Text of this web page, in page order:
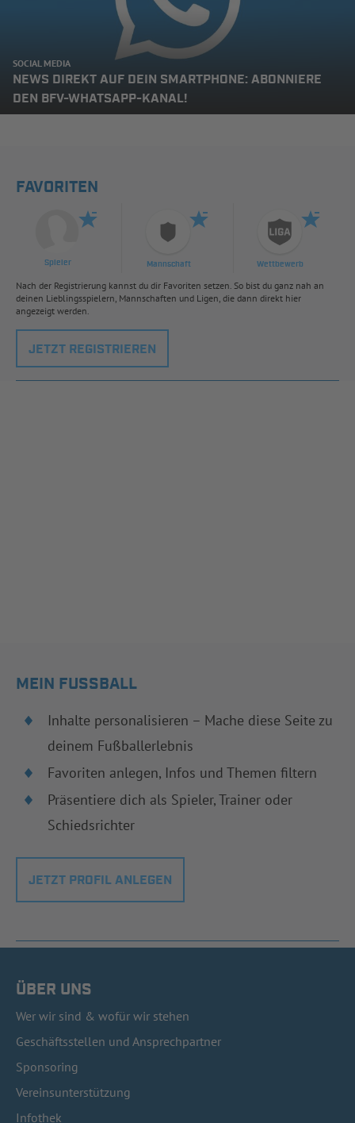
SOCIAL MEDIA
NEWS DIREKT AUF DEIN SMARTPHONE: ABONNIERE
DEN BFV-WHATSAPP-KANAL!
FAVORITEN
Spieler Mannschaft Wettbewerb
Nach der Registrierung kannst du dir Favoriten setzen. So bist du ganz nah an
deinen Lieblingsspielern, Mannschaften und Ligen, die dann direkt hier
angezeigt werden.
JETZT REGISTRIEREN
MEIN FUSSBALL
Inhalte personalisieren – Mache diese Seite zu
deinem Fußballerlebnis
Favoriten anlegen, Infos und Themen filtern
Präsentiere dich als Spieler, Trainer oder
Schiedsrichter
JETZT PROFIL ANLEGEN
ÜBER UNS
Wer wir sind & wofür wir stehen
Geschäftsstellen und Ansprechpartner
Sponsoring
Vereinsunterstützung
Infothek